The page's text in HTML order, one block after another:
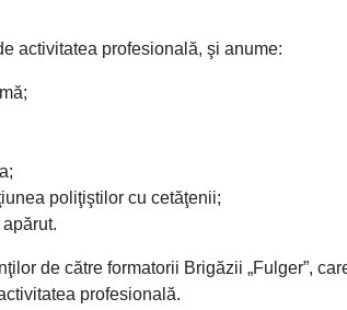
activitatea profesională, şi anume:
poliţiştilor cu cetăţenii;
de către formatorii Brigăzii „Fulger”,
profesională.